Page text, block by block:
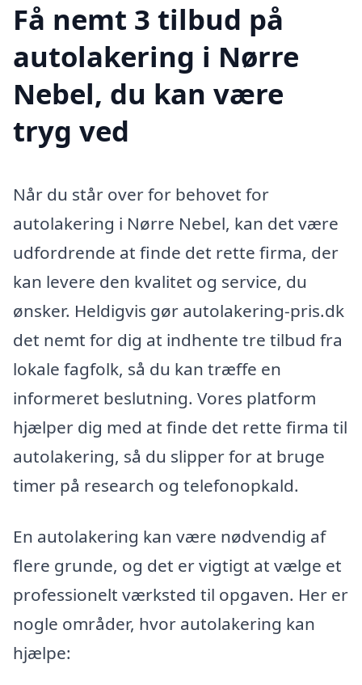
Få nemt 3 tilbud på
autolakering i Nørre
Nebel, du kan være
tryg ved
Når du står over for behovet for
autolakering i Nørre Nebel, kan det være
udfordrende at finde det rette firma, der
kan levere den kvalitet og service, du
ønsker. Heldigvis gør autolakering-pris.dk
det nemt for dig at indhente tre tilbud fra
lokale fagfolk, så du kan træffe en
informeret beslutning. Vores platform
hjælper dig med at finde det rette firma til
autolakering, så du slipper for at bruge
timer på research og telefonopkald.
En autolakering kan være nødvendig af
flere grunde, og det er vigtigt at vælge et
professionelt værksted til opgaven. Her er
nogle områder, hvor autolakering kan
hjælpe: